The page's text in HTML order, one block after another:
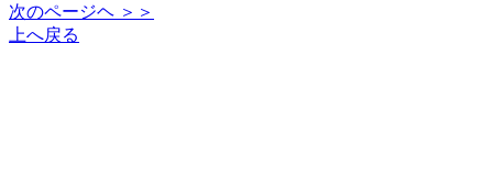
次のページヘ ＞＞
上へ戻る